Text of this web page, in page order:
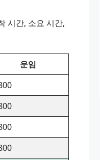
시간, 소요 시간,
운임